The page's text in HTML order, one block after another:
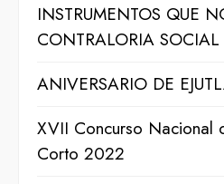
INSTRUMENTOS QUE
CONTRALORIA SOCIAL
ANIVERSARIO DE
XVII Concurso Nacional
Corto 2022